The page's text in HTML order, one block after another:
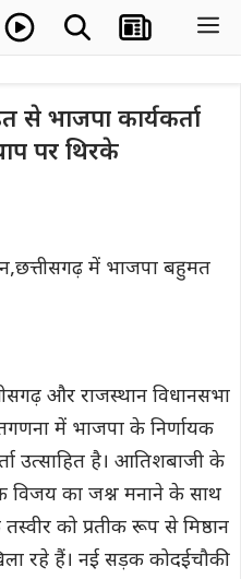
से भाजपा कार्यकर्ता
पर थिरके
में भाजपा बहुमत
और राजस्थान विधानसभा
में भाजपा के निर्णायक
उत्साहित है। आतिशबाजी के
विजय का जश्न मनाने के साथ
तस्वीर को प्रतीक रूप से मिष्ठान
रहे हैं। नई सड़क कोदईचौकी